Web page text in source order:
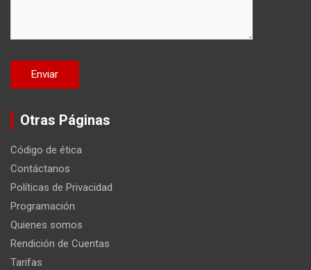
Otras Páginas
Código de ética
Contáctanos
Políticas de Privacidad
Programación
Quienes somos
Rendición de Cuentas
Tarifas